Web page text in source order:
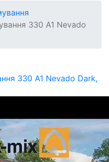
330 A1 Nevado